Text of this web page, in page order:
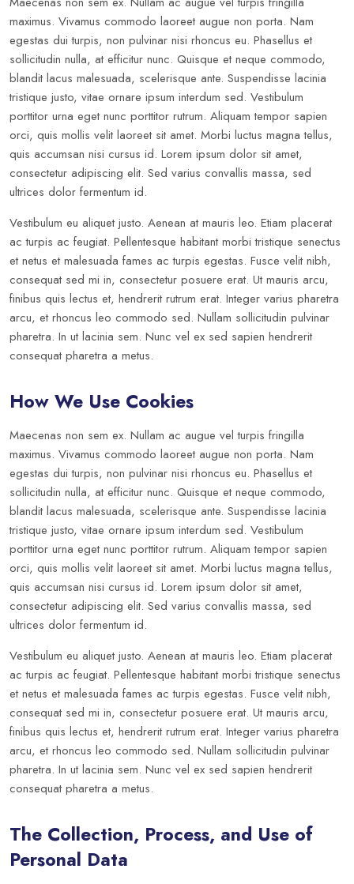
maximus. Vivamus commodo laoreet augue non porta. Nam
egestas dui turpis, non pulvinar nisi rhoncus eu. Phasellus et
sollicitudin nulla, at efficitur nunc. Quisque et neque commodo,
blandit lacus malesuada, scelerisque ante. Suspendisse lacinia
tristique justo, vitae ornare ipsum interdum sed. Vestibulum
porttitor urna eget nunc porttitor rutrum. Aliquam tempor sapien
orci, quis mollis velit laoreet sit amet. Morbi luctus magna tellus,
quis accumsan nisi cursus id. Lorem ipsum dolor sit amet,
consectetur adipiscing elit. Sed varius convallis massa, sed
ultrices dolor fermentum id.
Vestibulum eu aliquet justo. Aenean at mauris leo. Etiam placerat
ac turpis ac feugiat. Pellentesque habitant morbi tristique senectus
et netus et malesuada fames ac turpis egestas. Fusce velit nibh,
consequat sed mi in, consectetur posuere erat. Ut mauris arcu,
finibus quis lectus et, hendrerit rutrum erat. Integer varius pharetra
arcu, et rhoncus leo commodo sed. Nullam sollicitudin pulvinar
pharetra. In ut lacinia sem. Nunc vel ex sed sapien hendrerit
consequat pharetra a metus.
How We Use Cookies
Maecenas non sem ex. Nullam ac augue vel turpis fringilla
maximus. Vivamus commodo laoreet augue non porta. Nam
egestas dui turpis, non pulvinar nisi rhoncus eu. Phasellus et
sollicitudin nulla, at efficitur nunc. Quisque et neque commodo,
blandit lacus malesuada, scelerisque ante. Suspendisse lacinia
tristique justo, vitae ornare ipsum interdum sed. Vestibulum
porttitor urna eget nunc porttitor rutrum. Aliquam tempor sapien
orci, quis mollis velit laoreet sit amet. Morbi luctus magna tellus,
quis accumsan nisi cursus id. Lorem ipsum dolor sit amet,
consectetur adipiscing elit. Sed varius convallis massa, sed
ultrices dolor fermentum id.
Vestibulum eu aliquet justo. Aenean at mauris leo. Etiam placerat
ac turpis ac feugiat. Pellentesque habitant morbi tristique senectus
et netus et malesuada fames ac turpis egestas. Fusce velit nibh,
consequat sed mi in, consectetur posuere erat. Ut mauris arcu,
finibus quis lectus et, hendrerit rutrum erat. Integer varius pharetra
arcu, et rhoncus leo commodo sed. Nullam sollicitudin pulvinar
pharetra. In ut lacinia sem. Nunc vel ex sed sapien hendrerit
consequat pharetra a metus.
The Collection, Process, and Use of
Personal Data